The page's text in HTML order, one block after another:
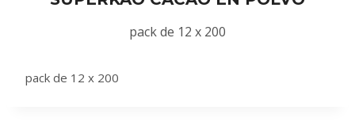
pack de 12 x 200
pack de 12 x 200